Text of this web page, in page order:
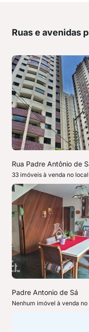
Ruas e avenidas
Rua Padre Antônio de
33 imóveis à venda no local
Padre Antonio de Sá
Nenhum imóvel à venda no